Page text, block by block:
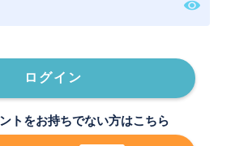
ログイン
トをお持ちでない方はこちら